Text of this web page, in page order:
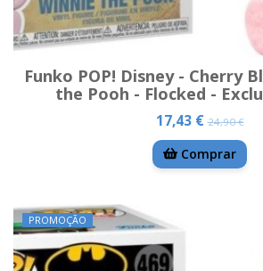
Funko POP! Disney - Cherry
the Pooh - Flocked -
17,43 €24,90 €
Comprar
PROMOÇÃO